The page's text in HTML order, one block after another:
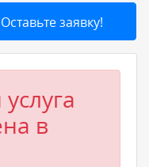
заявку!
в